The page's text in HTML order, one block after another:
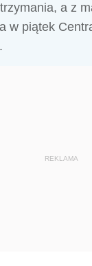
a z
w piątek
REKLAMA